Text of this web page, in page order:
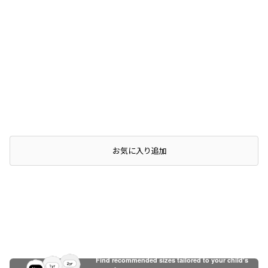
店頭在庫を確認するお気に入り追加
Find recommended sizes tailored to your child's